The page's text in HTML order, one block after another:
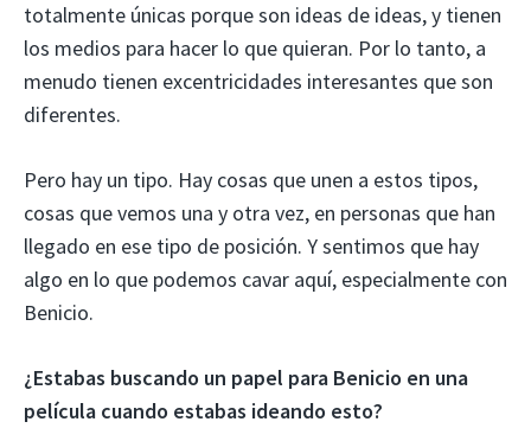
totalmente únicas porque son ideas de ideas, y tienen
los medios para hacer lo que quieran. Por lo tanto, a
menudo tienen excentricidades interesantes que son
diferentes.
Pero hay un tipo. Hay cosas que unen a estos tipos,
cosas que vemos una y otra vez, en personas que han
llegado en ese tipo de posición. Y sentimos que hay
algo en lo que podemos cavar aquí, especialmente con
Benicio.
¿Estabas buscando un papel para Benicio en una
película cuando estabas ideando esto?